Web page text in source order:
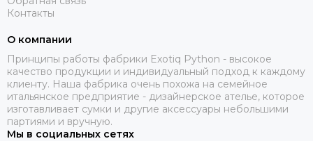
Контакты
О компании
Принципы работы фабрики Exotiq Python - высокое
качество продукции и индивидуальный подход к каждому
клиенту. Наша фабрика очень похожа на семейное
итальянское предприятие - дизайнерское ателье, которое
изготавливает сумки и другие аксессуары небольшими
партиями и вручную.
Мы в социальных сетях